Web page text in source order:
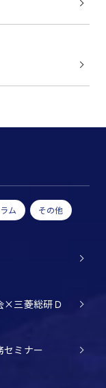
ム その他
×三菱総研Ｄ
ミナー